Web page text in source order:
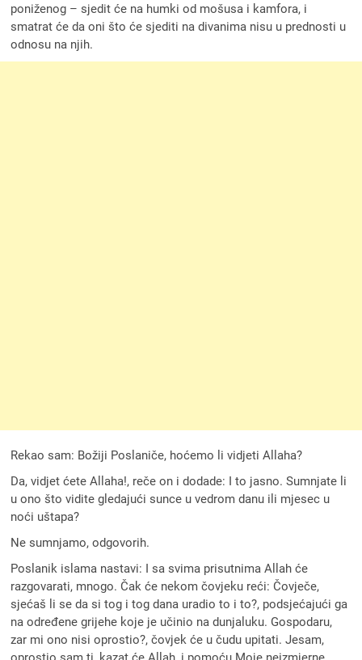
poniženog – sjedit će na humki od mošusa i kamfora, i
smatrat će da oni što će sjediti na divanima nisu u prednosti u
odnosu na njih.
Rekao sam: Božiji Poslaniče, hoćemo li vidjeti Allaha?
Da, vidjet ćete Allaha!, reče on i dodade: I to jasno. Sumnjate li
u ono što vidite gledajući sunce u vedrom danu ili mjesec u
noći uštapa?
Ne sumnjamo, odgovorih.
Poslanik islama nastavi: I sa svima prisutnima Allah će
razgovarati, mnogo. Čak će nekom čovjeku reći: Čovječe,
sjećaš li se da si tog i tog dana uradio to i to?, podsjećajući ga
na određene grijehe koje je učinio na dunjaluku. Gospodaru,
zar mi ono nisi oprostio?, čovjek će u čudu upitati. Jesam,